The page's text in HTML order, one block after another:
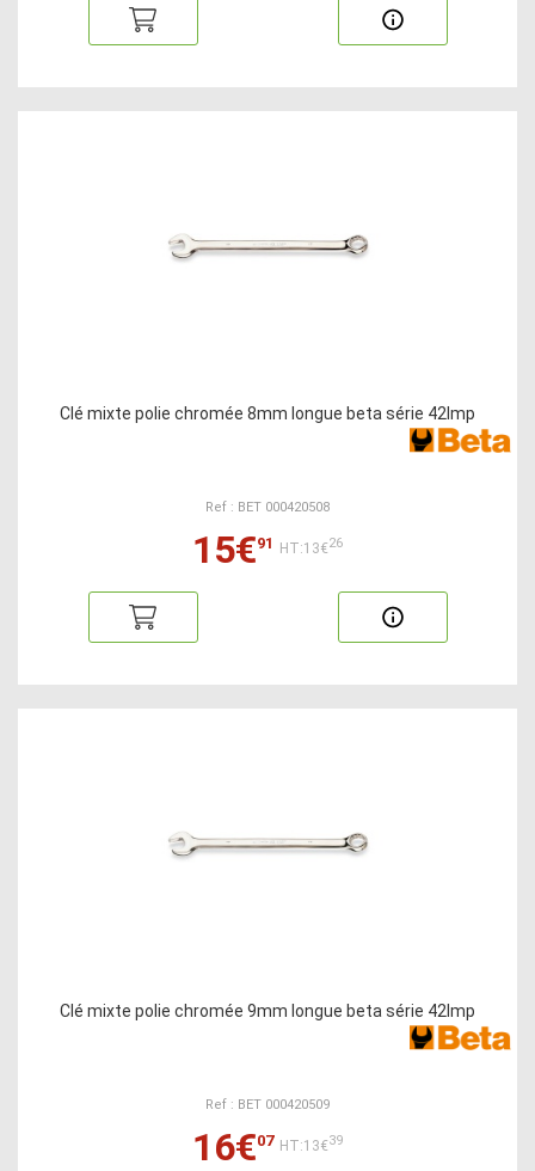
Clé mixte polie chromée 8mm longue beta série 42lmp
Ref : BET 000420508
15€91 HT:13€26
Clé mixte polie chromée 9mm longue beta série 42lmp
Ref : BET 000420509
16€07 HT:13€39